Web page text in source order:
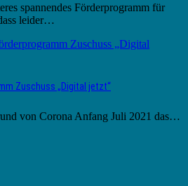
spannendes Förderprogramm für
leider…
Zuschuss „Digital jetzt“
von Corona Anfang Juli 2021 das…